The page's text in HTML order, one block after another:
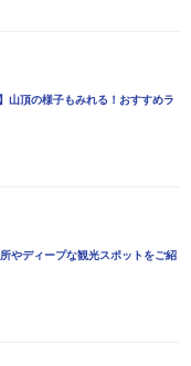
山頂の様子もみれる！おすすめラ
やディープな観光スポットをご紹